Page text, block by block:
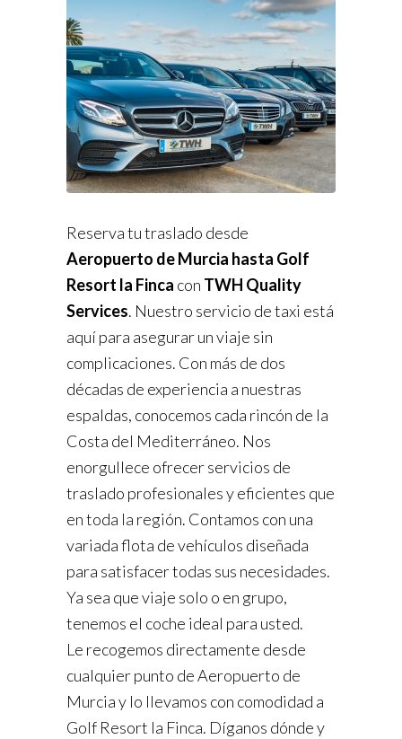
Reserva tu traslado desde
Aeropuerto de Murcia hasta Golf
Resort la Finca con TWH Quality
Services. Nuestro servicio de taxi está
aquí para asegurar un viaje sin
complicaciones. Con más de dos
décadas de experiencia a nuestras
espaldas, conocemos cada rincón de la
Costa del Mediterráneo. Nos
enorgullece ofrecer servicios de
traslado profesionales y eficientes que
en toda la región. Contamos con una
variada flota de vehículos diseñada
para satisfacer todas sus necesidades.
Ya sea que viaje solo o en grupo,
tenemos el coche ideal para usted.
Le recogemos directamente desde
cualquier punto de Aeropuerto de
Murcia y lo llevamos con comodidad a
Golf Resort la Finca. Díganos dónde y